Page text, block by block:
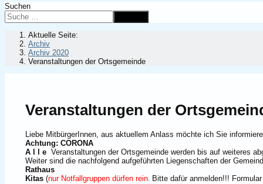
Suchen
Aktuelle Seite:
Archiv
Archiv 2020
Veranstaltungen der Ortsgemeinde
Veranstaltungen der
Liebe MitbürgerInnen, aus aktuellem Anlass möchte ich Sie
Achtung: CORONA
A l l e Veranstaltungen der Ortsgemeinde werden bis auf weiteres
Weiter sind die nachfolgend aufgeführten Liegenschaften der
Rathaus
Kitas (nur Notfallgruppen dürfen rein. Bitte dafür anmelden!!!